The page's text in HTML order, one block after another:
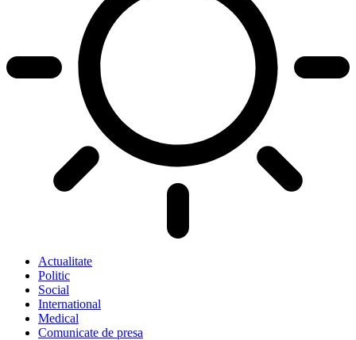
Actualitate
Politic
Social
International
Medical
Comunicate de presa